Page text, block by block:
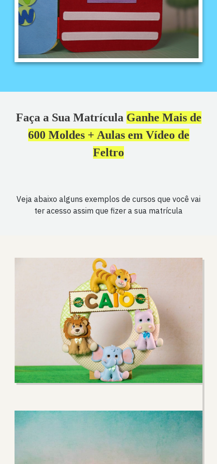
Faça a Sua Matrícula Ganhe Mais de
600 Moldes + Aulas em Vídeo de
Feltro
Veja abaixo alguns exemplos de cursos que você vai
ter acesso assim que fizer a sua matrícula